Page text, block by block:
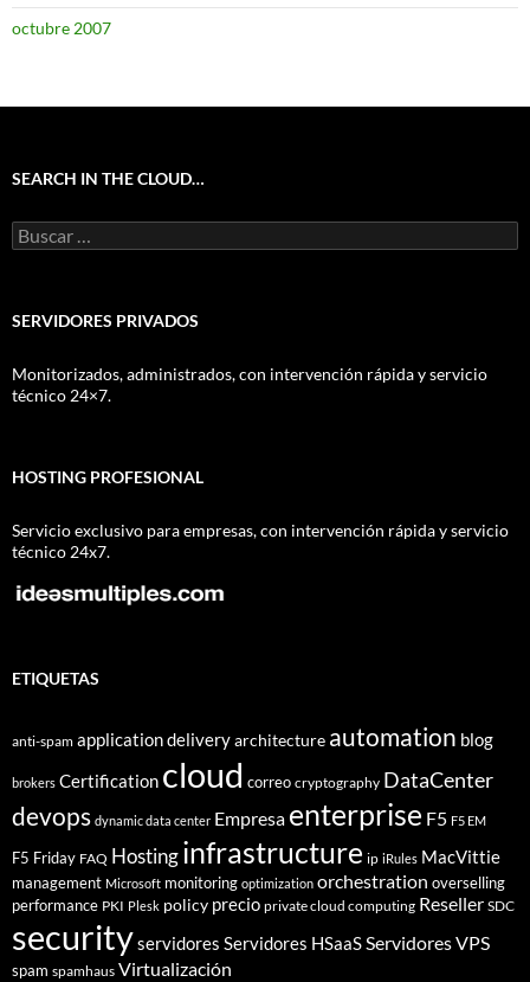
octubre 2007
SEARCH IN THE CLOUD…
Buscar:
SERVIDORES PRIVADOS
Monitorizados, administrados, con intervención rápida y servicio
técnico 24×7.
HOSTING PROFESIONAL
Servicio exclusivo para empresas, con intervención rápida y servicio
técnico 24x7.
ETIQUETAS
anti-spam application deliveryarchitecture automation blog
brokers Certification cloud correo cryptography DataCenter
devops dynamic data center Empresa enterprise F5 F5 EM
F5 Friday FAQ Hostinginfrastructure ip iRules MacVittie
management Microsoft monitoring optimization orchestration overselling
performance PKI Plesk policy precio private cloud computing Reseller SDC
securityservidores Servidores HSaaSServidores VPS
spam spamhaus Virtualización